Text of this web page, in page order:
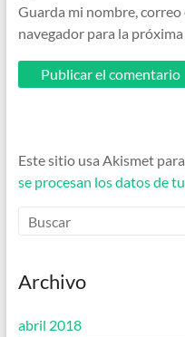
Guarda mi nombre,
navegador para la
Este sitio usa Akismet
se procesan los datos de
Archivo
abril 2018